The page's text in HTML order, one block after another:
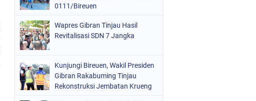
0111/Bireuen
Wapres Gibran Tinjau Hasil
Revitalisasi SDN 7 Jangka
Kunjungi Bireuen, Wakil Presiden
Gibran Rakabuming Tinjau
Rekonstruksi Jembatan Krueng